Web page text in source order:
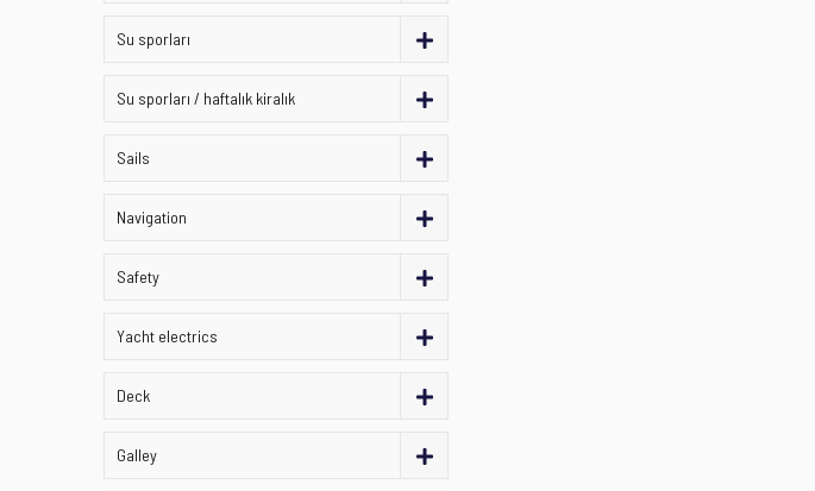
Su sporları
Su sporları / haftalık kiralık
Sails
Navigation
Safety
Yacht electrics
Deck
Galley